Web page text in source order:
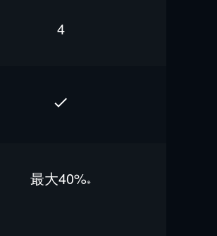
4
最⼤40%※